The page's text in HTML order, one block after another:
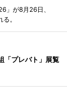
」が8月26日、
。
「プレバト」展覧